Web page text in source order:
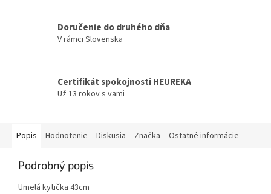
Doručenie do druhého dňa
V rámci Slovenska
Certifikát spokojnosti HEUREKA
Už 13 rokov s vami
Popis Hodnotenie Diskusia Značka Ostatné informácie
Podrobný popis
Umelá kytička 43cm